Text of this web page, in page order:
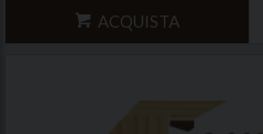
ACQUISTA